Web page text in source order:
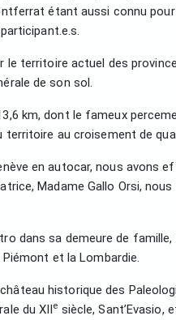
étant aussi connu
territoire actuel des
de son sol.
km, dont le fameux
au croisement de
en autocar, nous avons
Madame Gallo Orsi,
dans sa demeure de
et la Lombardie.
historique des
du XIIe siècle, Sant’Evasio,